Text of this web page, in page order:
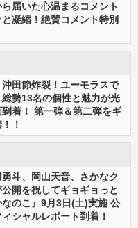
届いた心温まるコメント
凝縮！絶賛コメント特別
田節炸裂！ユーモラスで
勢13名の個性と魅力が光
着！ 第一弾＆第二弾をギ
！
斗、岡山天音、さかなク
開を祝してギョギョっと
のこ』9月3日(土)実施 公
シャルレポート到着！